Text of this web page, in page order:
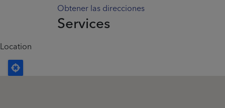
Obtener las direcciones
Services
Location